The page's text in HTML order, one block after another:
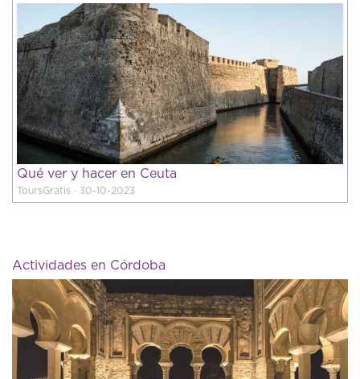
Qué ver y hacer en Ceuta
ToursGratis · 30-10-2023
Actividades en Córdoba